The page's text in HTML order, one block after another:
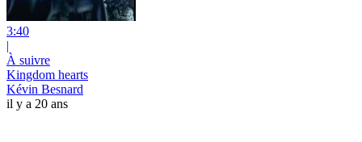
3:40
|
À suivre
Kingdom hearts
Kévin Besnard
il y a 20 ans